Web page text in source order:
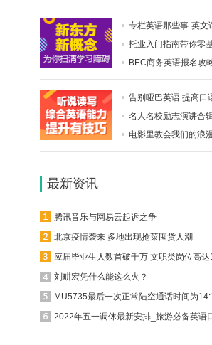
专栏英语那些事-英文
托业入门指南带你零
BEC商务英语报名攻
告别哑巴英语 提高口
名人名校励志演讲合
电影里教会我们的浪
最新资讯
腾讯音乐与网易云起诉之争
北京疫情袭来 多地出现抢菜囤货人潮
应届毕业生人数首破千万 文职类岗位高
刘畊宏凭什么能这么火？
MU5735最后一次正常陆空通话时间为
2022年五一调休最新安排_旅游必备英语